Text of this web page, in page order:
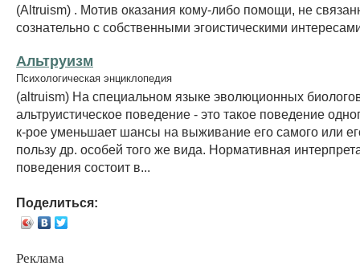
(Altruism) . Мотив оказания кому-либо помощи, не
сознательно с собственными эгоистическими
Альтруизм
Психологическая энциклопедия
(altruism) На специальном языке эволюционных
альтруистическое поведение - это такое поведение
к-рое уменьшает шансы на выживание его самого или
пользу др. особей того же вида. Нормативная
поведения состоит в...
Поделиться:
Реклама